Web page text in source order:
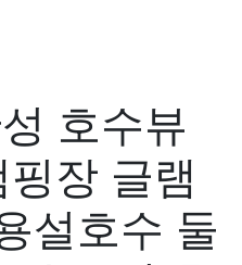
호수뷰
장 글램
설호수 둘